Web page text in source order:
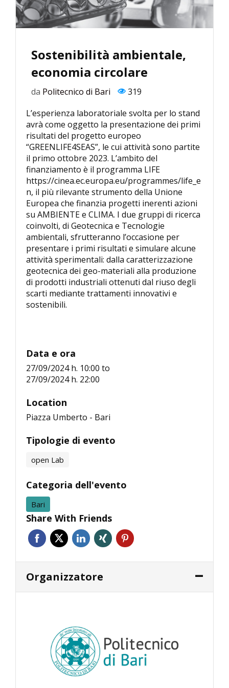
Sostenibilità ambientale,
economia circolare
da Politecnico di Bari
319
L’esperienza laboratoriale svolta per lo stand
avrà come oggetto la presentazione dei primi
risultati del progetto europeo
“GREENLIFE4SEAS”, le cui attività sono partite
il primo ottobre 2023. L’ambito del
finanziamento è il programma LIFE
https://cinea.ec.europa.eu/programmes/life_e
n, il più rilevante strumento della Unione
Europea che finanzia progetti inerenti azioni
su AMBIENTE e CLIMA. I due gruppi di ricerca
coinvolti, di Geotecnica e Tecnologie
ambientali, sfrutteranno l’occasione per
presentare i primi risultati e simulare alcune
attività sperimentali: dalla caratterizzazione
geotecnica dei geo-materiali alla produzione
di prodotti industriali ottenuti dal riuso degli
scarti mediante trattamenti innovativi e
sostenibili.
Data e ora
27/09/2024 h. 10:00 to
27/09/2024 h. 22:00
Location
Piazza Umberto - Bari
Tipologie di evento
open Lab
Categoria dell'evento
Bari
Share With Friends
Organizzatore